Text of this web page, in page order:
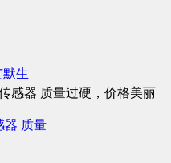
生
感器 质量过硬，价格美丽